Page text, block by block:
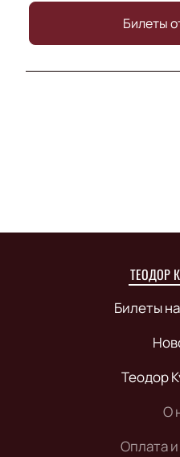
Билеты
ТЕОДОР
Билеты
Теодор
О
Оплата